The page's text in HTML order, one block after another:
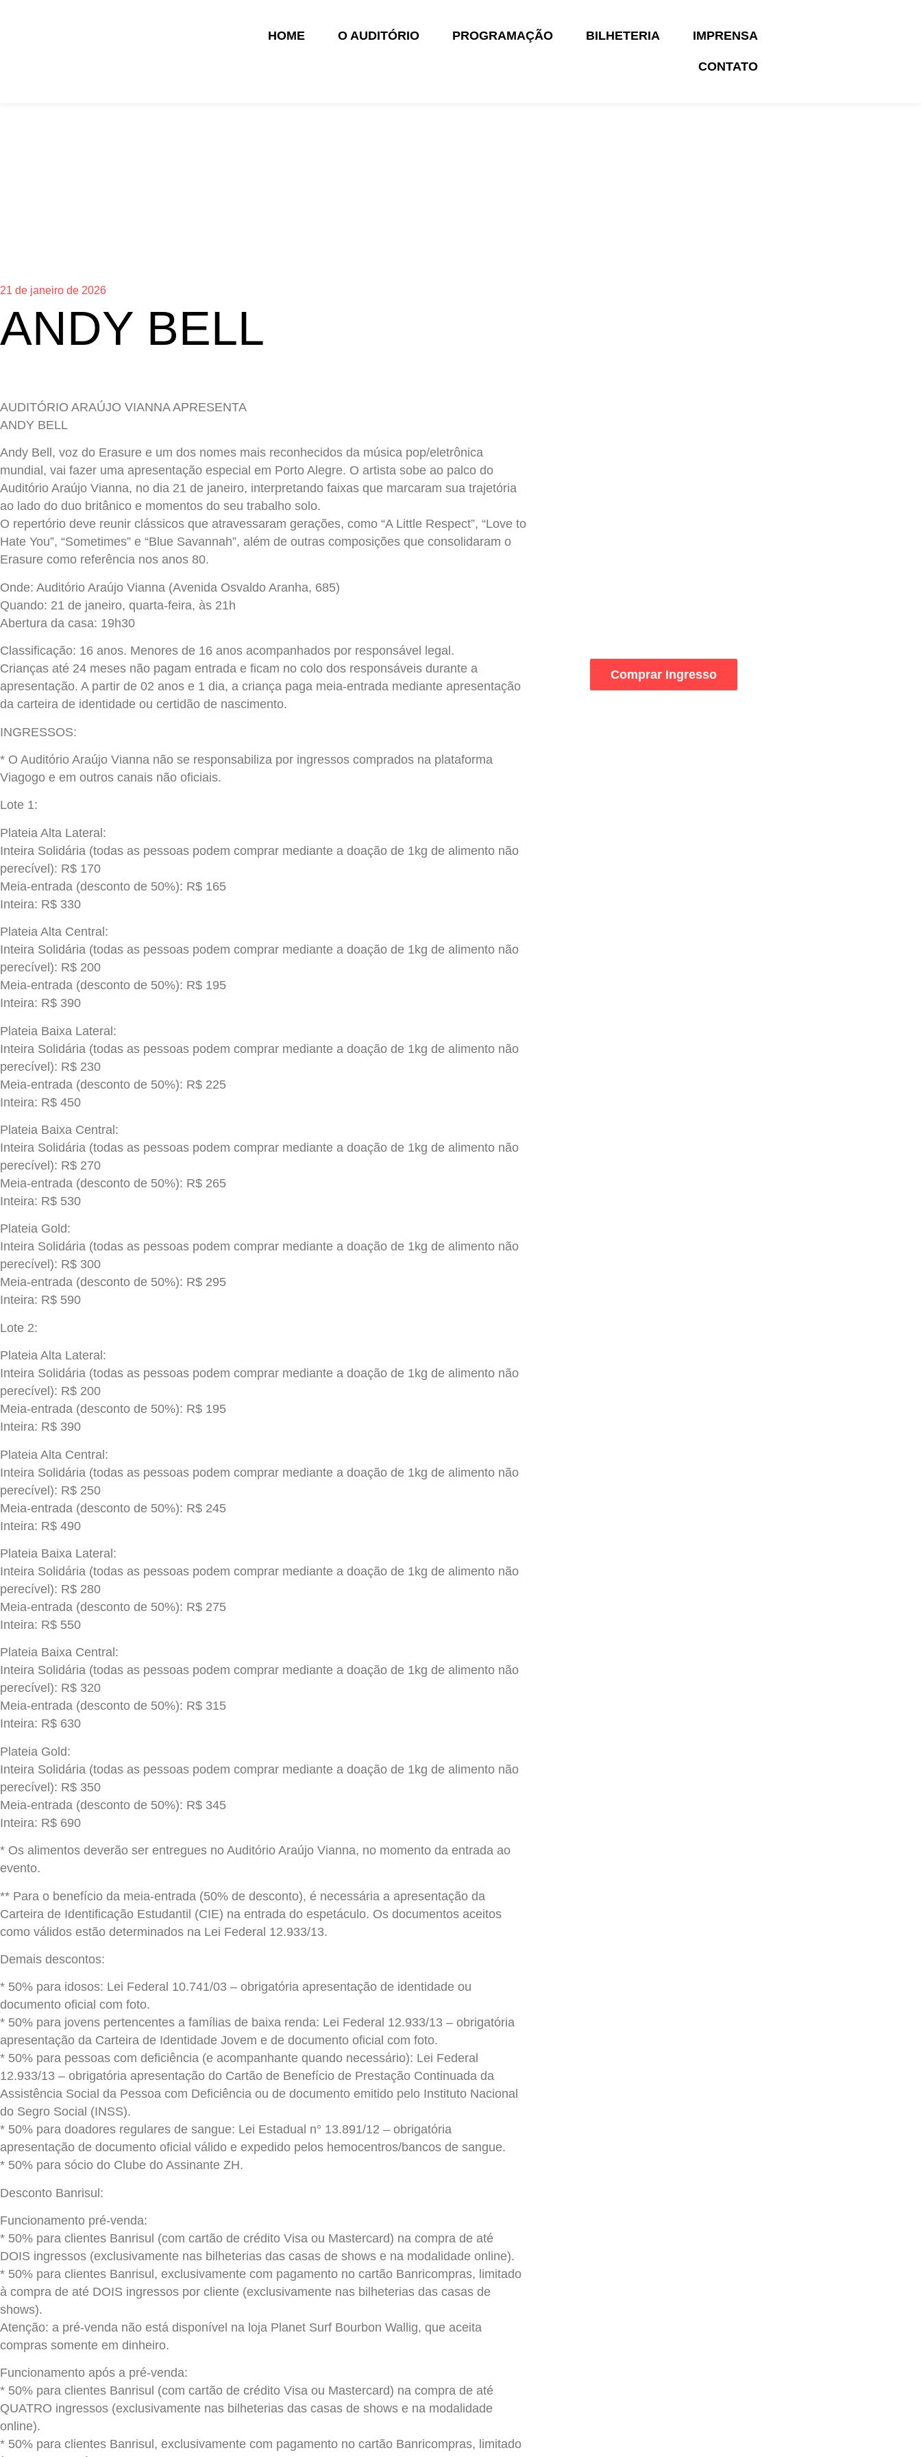
HOME O AUDITÓRIO PROGRAMAÇÃO BILHETERIA IMPRENSA
CONTATO
21 de janeiro de 2026
ANDY BELL
AUDITÓRIO ARAÚJO VIANNA APRESENTA
ANDY BELL
Andy Bell, voz do Erasure e um dos nomes mais reconhecidos da música pop/eletrônica
mundial, vai fazer uma apresentação especial em Porto Alegre. O artista sobe ao palco do
Auditório Araújo Vianna, no dia 21 de janeiro, interpretando faixas que marcaram sua trajetória
ao lado do duo britânico e momentos do seu trabalho solo.
O repertório deve reunir clássicos que atravessaram gerações, como “A Little Respect”, “Love to
Hate You”, “Sometimes” e “Blue Savannah”, além de outras composições que consolidaram o
Erasure como referência nos anos 80.
Onde: Auditório Araújo Vianna (Avenida Osvaldo Aranha, 685)
Quando: 21 de janeiro, quarta-feira, às 21h
Abertura da casa: 19h30
Classificação: 16 anos. Menores de 16 anos acompanhados por responsável legal.
Crianças até 24 meses não pagam entrada e ficam no colo dos responsáveis durante a
apresentação. A partir de 02 anos e 1 dia, a criança paga meia-entrada mediante apresentação
da carteira de identidade ou certidão de nascimento.
INGRESSOS:
* O Auditório Araújo Vianna não se responsabiliza por ingressos comprados na plataforma
Viagogo e em outros canais não oficiais.
Lote 1:
Plateia Alta Lateral:
Inteira Solidária (todas as pessoas podem comprar mediante a doação de 1kg de alimento não
perecível): R$ 170
Meia-entrada (desconto de 50%): R$ 165
Inteira: R$ 330
Plateia Alta Central:
Inteira Solidária (todas as pessoas podem comprar mediante a doação de 1kg de alimento não
perecível): R$ 200
Meia-entrada (desconto de 50%): R$ 195
Inteira: R$ 390
Plateia Baixa Lateral:
Inteira Solidária (todas as pessoas podem comprar mediante a doação de 1kg de alimento não
perecível): R$ 230
Meia-entrada (desconto de 50%): R$ 225
Inteira: R$ 450
Plateia Baixa Central:
Inteira Solidária (todas as pessoas podem comprar mediante a doação de 1kg de alimento não
perecível): R$ 270
Meia-entrada (desconto de 50%): R$ 265
Inteira: R$ 530
Plateia Gold:
Inteira Solidária (todas as pessoas podem comprar mediante a doação de 1kg de alimento não
perecível): R$ 300
Meia-entrada (desconto de 50%): R$ 295
Inteira: R$ 590
Lote 2:
Plateia Alta Lateral:
Inteira Solidária (todas as pessoas podem comprar mediante a doação de 1kg de alimento não
perecível): R$ 200
Meia-entrada (desconto de 50%): R$ 195
Inteira: R$ 390
Plateia Alta Central:
Inteira Solidária (todas as pessoas podem comprar mediante a doação de 1kg de alimento não
perecível): R$ 250
Meia-entrada (desconto de 50%): R$ 245
Inteira: R$ 490
Plateia Baixa Lateral:
Inteira Solidária (todas as pessoas podem comprar mediante a doação de 1kg de alimento não
perecível): R$ 280
Meia-entrada (desconto de 50%): R$ 275
Inteira: R$ 550
Plateia Baixa Central:
Inteira Solidária (todas as pessoas podem comprar mediante a doação de 1kg de alimento não
perecível): R$ 320
Meia-entrada (desconto de 50%): R$ 315
Inteira: R$ 630
Plateia Gold:
Inteira Solidária (todas as pessoas podem comprar mediante a doação de 1kg de alimento não
perecível): R$ 350
Meia-entrada (desconto de 50%): R$ 345
Inteira: R$ 690
* Os alimentos deverão ser entregues no Auditório Araújo Vianna, no momento da entrada ao
evento.
** Para o benefício da meia-entrada (50% de desconto), é necessária a apresentação da
Carteira de Identificação Estudantil (CIE) na entrada do espetáculo. Os documentos aceitos
como válidos estão determinados na Lei Federal 12.933/13.
Demais descontos:
* 50% para idosos: Lei Federal 10.741/03 – obrigatória apresentação de identidade ou
documento oficial com foto.
* 50% para jovens pertencentes a famílias de baixa renda: Lei Federal 12.933/13 – obrigatória
apresentação da Carteira de Identidade Jovem e de documento oficial com foto.
* 50% para pessoas com deficiência (e acompanhante quando necessário): Lei Federal
12.933/13 – obrigatória apresentação do Cartão de Benefício de Prestação Continuada da
Assistência Social da Pessoa com Deficiência ou de documento emitido pelo Instituto Nacional
do Segro Social (INSS).
* 50% para doadores regulares de sangue: Lei Estadual n° 13.891/12 – obrigatória
apresentação de documento oficial válido e expedido pelos hemocentros/bancos de sangue.
* 50% para sócio do Clube do Assinante ZH.
Desconto Banrisul:
Funcionamento pré-venda:
* 50% para clientes Banrisul (com cartão de crédito Visa ou Mastercard) na compra de até
DOIS ingressos (exclusivamente nas bilheterias das casas de shows e na modalidade online).
* 50% para clientes Banrisul, exclusivamente com pagamento no cartão Banricompras, limitado
à compra de até DOIS ingressos por cliente (exclusivamente nas bilheterias das casas de
shows).
Atenção: a pré-venda não está disponível na loja Planet Surf Bourbon Wallig, que aceita
compras somente em dinheiro.
Funcionamento após a pré-venda:
* 50% para clientes Banrisul (com cartão de crédito Visa ou Mastercard) na compra de até
QUATRO ingressos (exclusivamente nas bilheterias das casas de shows e na modalidade
online).
* 50% para clientes Banrisul, exclusivamente com pagamento no cartão Banricompras, limitado
Comprar Ingresso